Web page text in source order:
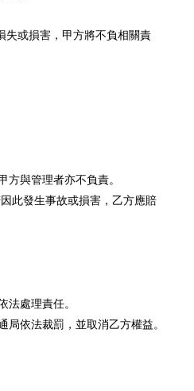
失或損害，甲方將不負相關責
與管理者亦不負責。
此發生事故或損害，乙方應賠
處理責任。
依法裁罰，並取消乙方權益。